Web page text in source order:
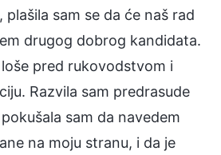
sam se da će naš rad
drugog dobrog kandidata.
pred rukovodstvom i
Razvila sam predrasude
sam da navedem
na moju stranu, i da je